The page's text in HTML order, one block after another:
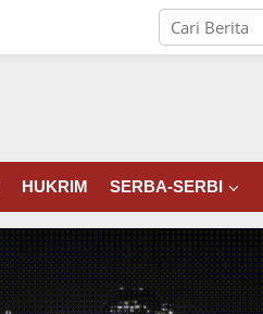
HUKRIM SERBA-SERBI